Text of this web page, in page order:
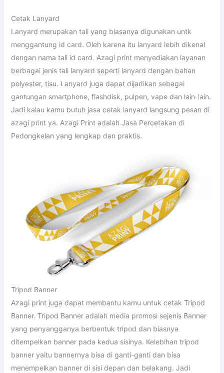
Cetak Lanyard
Lanyard merupakan tali yang biasanya digunakan untk
menggantung id card. Oleh karena itu lanyard lebih dikenal
dengan nama tali id card. Azagi print menyediakan layanan
berbagai jenis tali lanyard seperti lanyard dengan bahan
polyester, tisu. Lanyard juga dapat dijadikan sebagai
gantungan smartphone, flashdisk, pulpen, vape dan lain-lain.
Jadi kalau kamu butuh jasa cetak lanyard langsung pesan di
azagi print ya. Azagi Print adalah Jasa Percetakan di
Pedongkelan yang lengkap dan praktis.
Tripod Banner
Azagi print juga dapat membantu kamu untuk cetak Tripod
Banner. Tripod Banner adalah media promosi sejenis Banner
yang penyangganya berbentuk tripod dan biasnya
ditempelkan banner pada kedua sisinya. Kelebihan tripod
banner yaitu bannernya bisa di ganti-ganti dan bisa
menempelkan banner di sisi depan dan belakang. Jadi